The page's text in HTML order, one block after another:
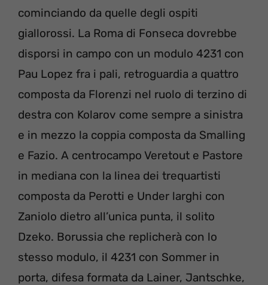
cominciando da quelle degli ospiti
giallorossi. La Roma di Fonseca dovrebbe
disporsi in campo con un modulo 4231 con
Pau Lopez fra i pali, retroguardia a quattro
composta da Florenzi nel ruolo di terzino di
destra con Kolarov come sempre a sinistra
e in mezzo la coppia composta da Smalling
e Fazio. A centrocampo Veretout e Pastore
in mediana con la linea dei trequartisti
composta da Perotti e Under larghi con
Zaniolo dietro all’unica punta, il solito
Dzeko. Borussia che replicherà con lo
stesso modulo, il 4231 con Sommer in
porta, difesa formata da Lainer, Jantschke,